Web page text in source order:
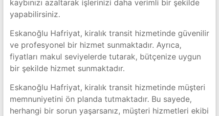
kaybınızı azaltarak işlerinizi daha verimli bir şekilde
yapabilirsiniz.
Eskanoğlu Hafriyat, kiralık transit hizmetinde güvenilir
ve profesyonel bir hizmet sunmaktadır. Ayrıca,
fiyatları makul seviyelerde tutarak, bütçenize uygun
bir şekilde hizmet sunmaktadır.
Eskanoğlu Hafriyat, kiralık transit hizmetinde müşteri
memnuniyetini ön planda tutmaktadır. Bu sayede,
herhangi bir sorun yaşarsanız, müşteri hizmetleri ekibi